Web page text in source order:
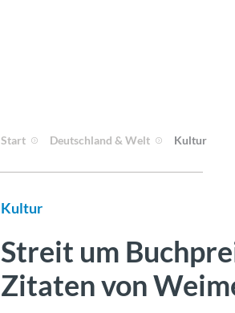
Start Deutschland & Welt Kultur
Kultur
Streit um
Zitaten von